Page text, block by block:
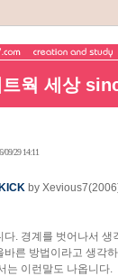
웍 세상
09/29 14:11
by
. 경계를 벗어나서 생
른 방법이라고 생각
는 이런말도 나옵니다.